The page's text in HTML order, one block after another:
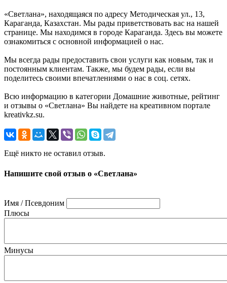
«Светлана», находящаяся по адресу Методическая ул., 13,
Караганда, Казахстан. Мы рады приветствовать вас на нашей
странице. Мы находимся в городе Караганда. Здесь вы можете
ознакомиться с основной информацией о нас.
Мы всегда рады предоставить свои услуги как новым, так и
постоянным клиентам. Также, мы будем рады, если вы
поделитесь своими впечатлениями о нас в соц. сетях.
Всю информацию в категории Домашние животные, рейтинг
и отзывы о «Светлана» Вы найдете на креативном портале
kreativkz.su.
Ещё никто не оставил отзыв.
Напишите свой отзыв о «Светлана»
Имя / Псевдоним
Плюсы
Минусы